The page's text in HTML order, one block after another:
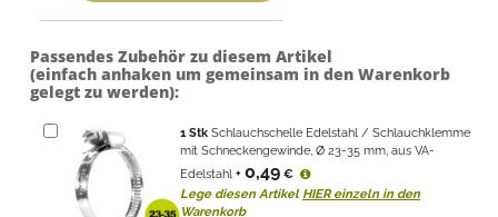
Passendes Zubehör zu diesem Artikel
(einfach anhaken um gemeinsam in den Warenkorb
gelegt zu werden):
1 Stk Schlauchschelle Edelstahl / Schlauchklemme
mit Schneckengewinde, Ø 23-35 mm, aus VA-
Edelstahl + 0,49 €
Lege diesen Artikel HIER einzeln in den
Warenkorb